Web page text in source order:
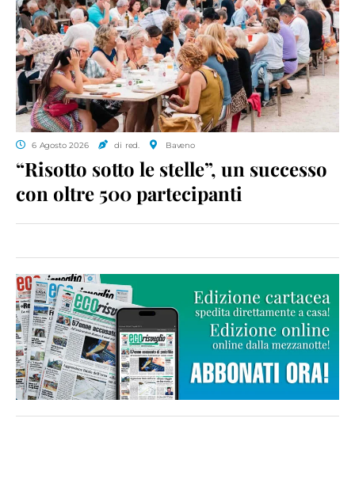
6 Agosto 2026 di red. Baveno
“Risotto sotto le stelle”, un successo
con oltre 500 partecipanti